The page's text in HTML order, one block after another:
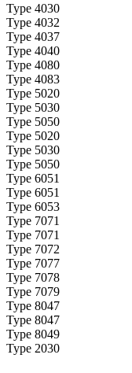
Type 4030
Type 4032
Type 4037
Type 4040
Type 4080
Type 4083
Type 5020
Type 5030
Type 5050
Type 5020
Type 5030
Type 5050
Type 6051
Type 6051
Type 6053
Type 7071
Type 7071
Type 7072
Type 7077
Type 7078
Type 7079
Type 8047
Type 8047
Type 8049
Type 2030